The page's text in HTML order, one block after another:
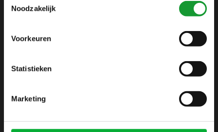
Noodzakelijk
Voorkeuren
Statistieken
Marketing
Disclaimer